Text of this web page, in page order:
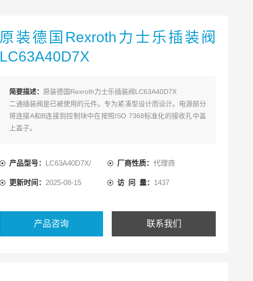
原装德国Rexroth力士乐插装阀
LC63A40D7X
简要描述： 原装德国Rexroth力士乐插装阀LC63A40D7X
二通插装阀是已被使用的元件。专为紧凑型设计而设计。电源部分
将连接A和B连接到控制块中在按照ISO 7368标准化的接收孔中盖
上盖子。
产品型号： LC63A40D7X/ 厂商性质：代理商
更新时间： 2025-08-15 访 问 量： 1437
产品咨询 联系我们